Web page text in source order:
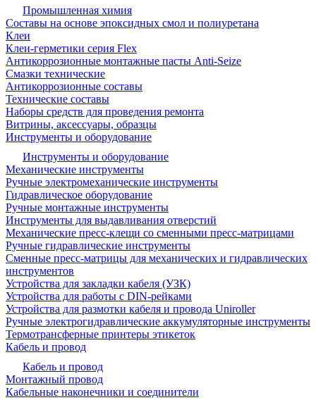
Промышленная химия
Составы на основе эпоксидных смол и полиуретана
Клеи
Клеи-герметики серия Flex
Антикоррозионные монтажные пасты Anti-Seize
Смазки технические
Антикоррозионные составы
Технические составы
Наборы средств для проведения ремонта
Витрины, аксессуары, образцы
Инструменты и оборудование
Инструменты и оборудование
Механические инструменты
Ручные электромеханические инструменты
Гидравлическое оборудование
Ручные монтажные инструменты
Инструменты для выдавливания отверстий
Механические пресс-клещи со сменными пресс-матрицами
Ручные гидравлические инструменты
Сменные пресс-матрицы для механических и гидравлических
инструментов
Устройства для закладки кабеля (УЗК)
Устройства для работы с DIN-рейками
Устройства для размотки кабеля и провода Uniroller
Ручные электрогидравлические аккумуляторные инструменты
Термотрансферные принтеры этикеток
Кабель и провод
Кабель и провод
Монтажный провод
Кабельные наконечники и соединители